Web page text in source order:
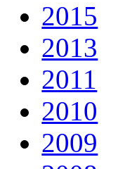
2015
2013
2011
2010
2009